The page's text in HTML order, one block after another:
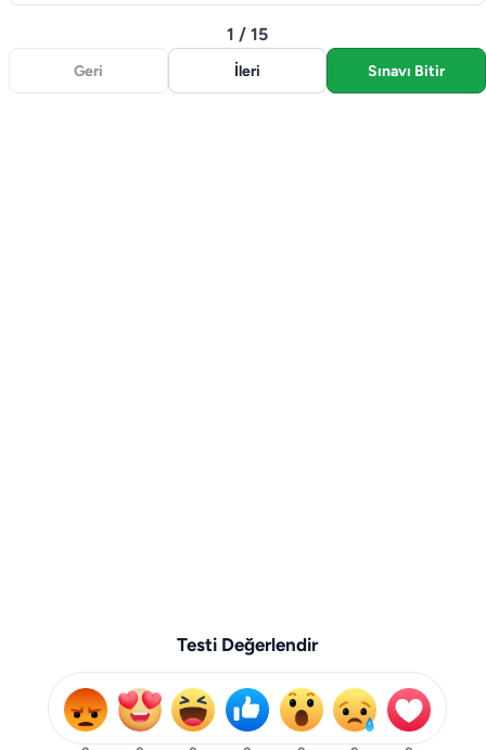
Geri
1 / 15
İleri Sınavı Bitir
Testi Değerlendir